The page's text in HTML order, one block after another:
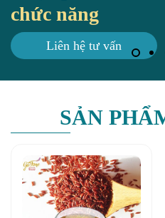
chức năng
Liên hệ tư vấn
SẢN